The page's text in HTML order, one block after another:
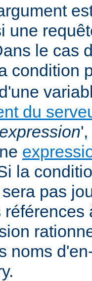
une
le cas
condition
du
expression
la
pas
noms